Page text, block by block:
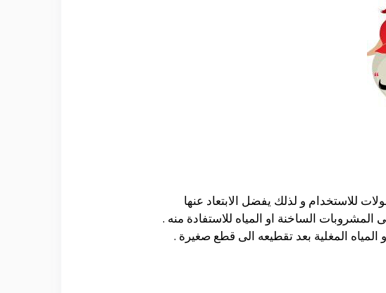
للاستخدام و لذلك يفضل الابتعاد عنها
الساخنة او المياه للاستفادة منه .
المغلية بعد تقطيعه الى قطع صغيرة .